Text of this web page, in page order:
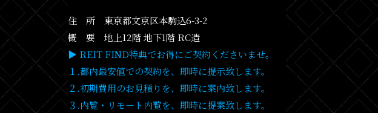
住 所 東京都文京区本駒込6-3-2
概 要 地上12階 地下1階 RC造
▶ REIT FIND特典でお得にご契約くださいませ。
１.都内最安値での契約を、即時に提示致します。
２.初期費用のお見積りを、即時に案内致します。
３.内覧・リモート内覧を、即時に提案致します。